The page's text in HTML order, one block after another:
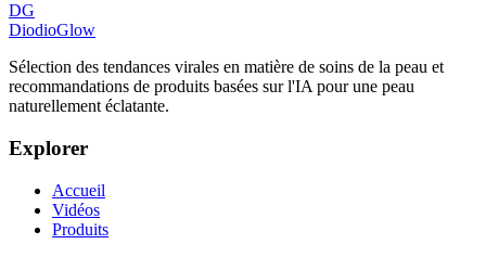
DG
DiodioGlow
Sélection des tendances virales en matière de soins de la peau et
recommandations de produits basées sur l'IA pour une peau
naturellement éclatante.
Explorer
Accueil
Vidéos
Produits